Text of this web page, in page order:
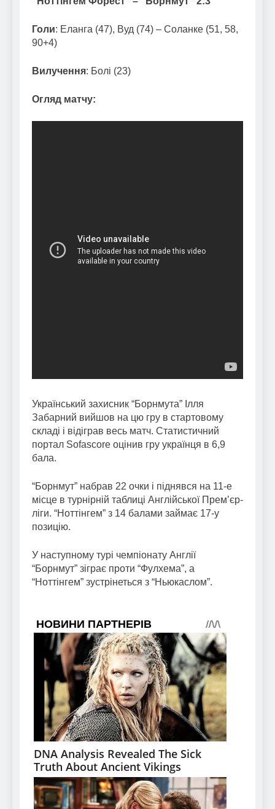
Голи: Еланга (47), Вуд (74) – Соланке (51, 58,
90+4)
Вилучення: Болі (23)
Огляд матчу:
Український захисник “Борнмута” Ілля
Забарний вийшов на цю гру в стартовому
складі і відіграв весь матч. Статистичний
портал Sofascore оцінив гру українця в 6,9
бала.
“Борнмут” набрав 22 очки і піднявся на 11-е
місце в турнірній таблиці Англійської Прем’єр-
ліги. “Ноттінгем” з 14 балами займає 17-у
позицію.
У наступному турі чемпіонату Англії
“Борнмут” зіграє проти “Фулхема”, а
“Ноттінгем” зустрінеться з “Ньюкаслом”.